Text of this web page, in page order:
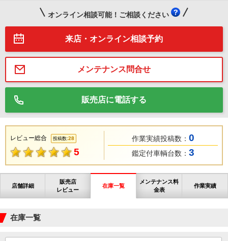
オンライン相談可能！ご相談ください
来店・オンライン相談予約
メンテナンス問合せ
販売店に電話する
レビュー総合 投稿数:28
5
作業実績投稿数： 0
鑑定付車輌台数： 3
店舗詳細
販売店
レビュー
在庫一覧
メンテナンス料
金表
作業実績
在庫一覧